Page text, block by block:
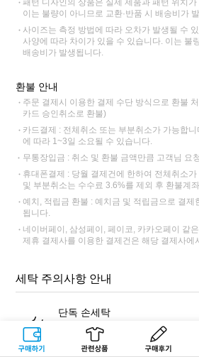
구매하기 관련상품 상품후기
패턴 디자인의 상품은 실제 제품과 패턴 위치
이는 불량이 아니므로 교환·반품 시 배송비가
사이즈는 측정 방법에 따라 오차가 발생될 수
사양에 따라 차이가 있을 수 있습니다. 이는 불
배송비가 발생됩니다.
환불 안내
주문 결제시 이용한 결제 수단 방식으로 환불
카드 승인취소로 환불)
카드결제 : 전체취소 또는 부분취소가 가능합
에 따라 1~3일 소요될 수 있습니다.
무통장입금 : 취소 및 환불 금액만큼 고객님 요
휴대폰결제 : 당월 결제건에 한하여 전체취소
및 부분취소는 수수료 3.6%를 제외 후 환불계
예치, 적립금 환불 : 예치금 및 적립금으로 결제
됩니다.
네이버페이, 삼성페이, 페이코, 카카오페이 같
제휴 결제사를 이용한 결제건은 해당 결제사에
세탁 주의사항 안내
단독 손세탁
반드시 표백 성분이 없는 중성세제를
요. 염색 잔료가 빠져나와 다른 제품